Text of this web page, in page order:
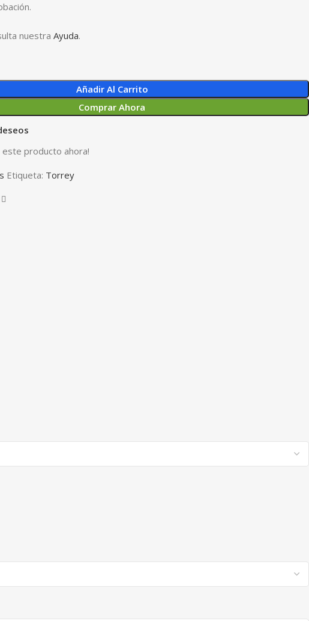
nuestra Ayuda.
Añadir Al Carrito
Comprar Ahora
producto ahora!
Etiqueta: Torrey